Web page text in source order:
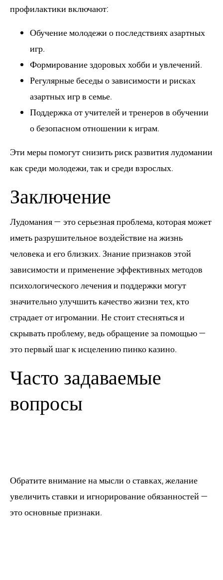
профилактики включают:
Обучение молодежи о последствиях азартных
игр.
Формирование здоровых хобби и увлечений.
Регулярные беседы о зависимости и рисках
азартных игр в семье.
Поддержка от учителей и тренеров в обучении
о безопасном отношении к играм.
Эти меры помогут снизить риск развития лудомании
как среди молодежи, так и среди взрослых.
Заключение
Лудомания — это серьезная проблема, которая может
иметь разрушительное воздействие на жизнь
человека и его близких. Знание признаков этой
зависимости и применение эффективных методов
психологического лечения и поддержки могут
значительно улучшить качество жизни тех, кто
страдает от игромании. Не стоит стесняться и
скрывать проблему, ведь обращение за помощью —
это первый шаг к исцелениюпинко казино.
Часто задаваемые
вопросы
Обратите внимание на мысли о ставках, желание
увеличить ставки и игнорирование обязанностей —
это основные признаки.